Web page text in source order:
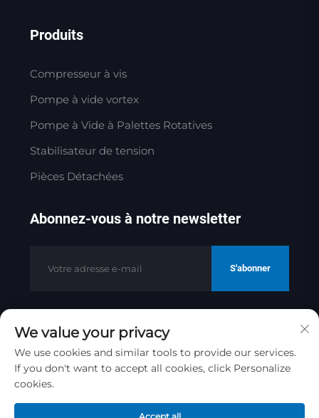
Produits
Compresseur à vis
Pompe à vide vortex
Pompe à Vide à Palettes Rotatives
Stabilisateur de tension
Pièces Détachées
Abonnez-vous à notre newsletter
S'abonner
Copyright © 2025 par Jinan Golden
Bridge Precision Machinery Co.ltd
Politique de confidentialité
Remonter en haut
We value your privacy
We use cookies and similar tools to provide our services.
If you don't want to accept all cookies, click Personalize
cookies.